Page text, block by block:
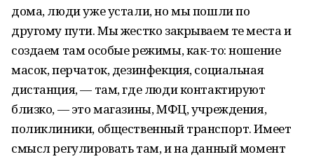
дома, люди уже устали, но мы пошли по
другому пути. Мы жестко закрываем те места и
создаем там особые режимы, как-то: ношение
масок, перчаток, дезинфекция, социальная
дистанция, — там, где люди контактируют
близко, — это магазины, МФЦ, учреждения,
поликлиники, общественный транспорт. Имеет
смысл регулировать там, и на данный момент